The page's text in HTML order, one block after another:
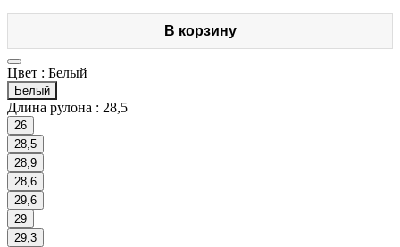
В корзину
Цвет : Белый
Белый
Длина рулона : 28,5
26
28,5
28,9
28,6
29,6
29
29,3